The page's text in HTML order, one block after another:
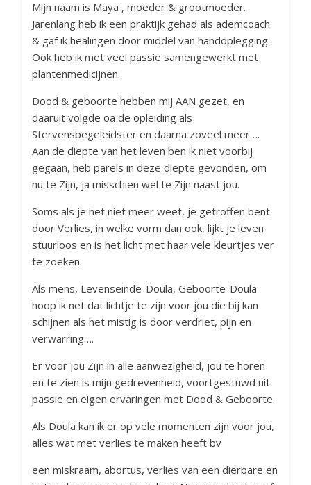
Mijn naam is Maya , moeder & grootmoeder.
Jarenlang heb ik een praktijk gehad als ademcoach
& gaf ik healingen door middel van handoplegging.
Ook heb ik met veel passie samengewerkt met
plantenmedicijnen.
Dood & geboorte hebben mij AAN gezet, en
daaruit volgde oa de opleiding als
Stervensbegeleidster en daarna zoveel meer….
Aan de diepte van het leven ben ik niet voorbij
gegaan, heb parels in deze diepte gevonden, om
nu te Zijn, ja misschien wel te Zijn naast jou.
Soms als je het niet meer weet, je getroffen bent
door Verlies, in welke vorm dan ook, lijkt je leven
stuurloos en is het licht met haar vele kleurtjes ver
te zoeken.
Als mens, Levenseinde-Doula, Geboorte-Doula
hoop ik net dat lichtje te zijn voor jou die bij kan
schijnen als het mistig is door verdriet, pijn en
verwarring….
Er voor jou Zijn in alle aanwezigheid, jou te horen
en te zien is mijn gedrevenheid, voortgestuwd uit
passie en eigen ervaringen met Dood & Geboorte.
Als Doula kan ik er op vele momenten zijn voor jou,
alles wat met verlies te maken heeft bv
een miskraam, abortus, verlies van een dierbare en